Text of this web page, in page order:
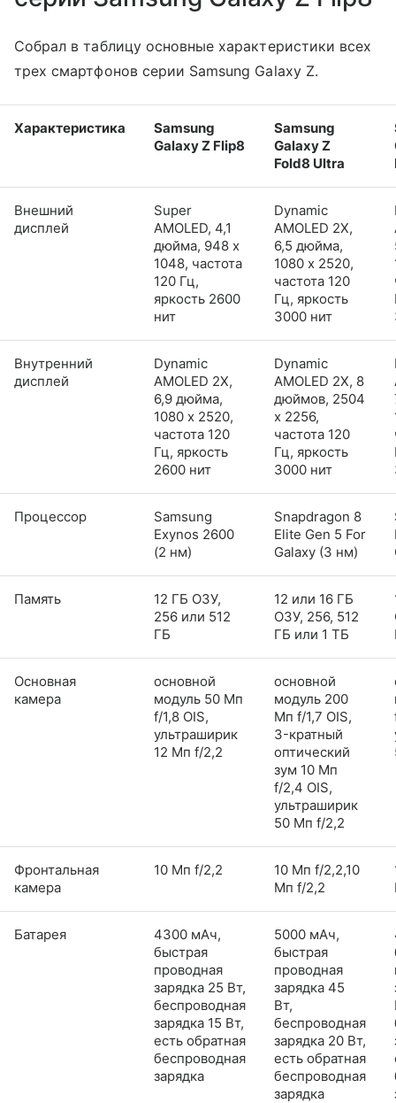
Собрал в таблицу основные характеристики всех
трех смартфонов серии Samsung Galaxy Z.
Характеристика
Samsung
Galaxy Z Flip8
Samsung
Galaxy Z
Fold8 Ultra
Внешний
дисплей
Super
AMOLED, 4,1
дюйма, 948 x
1048, частота
120 Гц,
яркость 2600
нит
Dynamic
AMOLED 2X,
6,5 дюйма,
1080 x 2520,
частота 120
Гц, яркость
3000 нит
Внутренний
дисплей
Dynamic
AMOLED 2X,
6,9 дюйма,
1080 x 2520,
частота 120
Гц, яркость
2600 нит
Dynamic
AMOLED 2X, 8
дюймов, 2504
x 2256,
частота 120
Гц, яркость
3000 нит
Процессор
Samsung
Exynos 2600
(2 нм)
Snapdragon 8
Elite Gen 5 For
Galaxy (3 нм)
Память
12 ГБ ОЗУ,
256 или 512
ГБ
12 или 16 ГБ
ОЗУ, 256, 512
ГБ или 1 ТБ
Основная
камера
основной
модуль 50 Мп
f/1,8 OIS,
ультраширик
12 Мп f/2,2
основной
модуль 200
Мп f/1,7 OIS,
3-кратный
оптический
зум 10 Мп
f/2,4 OIS,
ультраширик
50 Мп f/2,2
Фронтальная
камера
10 Мп f/2,2
10 Мп f/2,2,10
Мп f/2,2
Батарея
4300 мАч,
быстрая
проводная
зарядка 25 Вт,
беспроводная
зарядка 15 Вт,
есть обратная
беспроводная
зарядка
5000 мАч,
быстрая
проводная
зарядка 45
Вт,
беспроводная
зарядка 20 Вт,
есть обратная
беспроводная
зарядка